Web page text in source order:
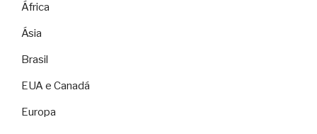
África
Ásia
Brasil
EUA e Canadá
Europa